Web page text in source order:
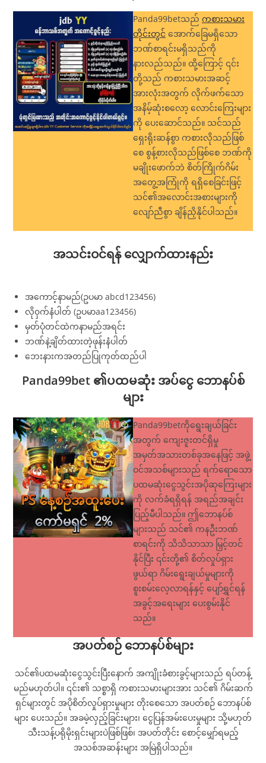
Panda99betသည် ကစားသမား
တိုင်းတွင် အောက်ခြေမရှိသော
ဘဏ်စာရင်းမရှိသည်ကို
နားလည်သည်။ ထို့ကြောင့် ၎င်း
တို့သည် ကစားသမားအဆင့်
အားလုံးအတွက် လိုက်ဖက်သော
အနိမ့်ဆုံးစလော့ လောင်းကြေးများ
ကို ပေးဆောင်သည်။ သင်သည်
ရှေးရိုးဆန်စွာ ကစားလိုသည်ဖြစ်
စေ စွန့်စားလိုသည်ဖြစ်စေ ဘဏ်ကို
မချိုးဖောက်ဘဲ စိတ်ကြိုက်ဂိမ်း
အတွေ့အကြုံကို ရရှိစေခြင်းဖြင့်
သင်၏အလောင်းအစားများကို
လျော်ညီစွာ ချိန်ညှိနိုင်ပါသည်။
အသင်းဝင်ရန် လျှောက်ထားနည်း
အကောင့်နာမည်(ဥပမာ abcd123456)
လို၀ှက်နံပါတ် (ဥပမာaa123456)
မှတ်ပုံတင်ထဲကနာမည်အရင်း
ဘဏ်နဲ့ချိတ်ထားတဲ့ဖုန်းနံပါတ်
ဘေးနားကအတည်ပြုကုတ်ထည်ပါ
Panda99bet ၏ပထမဆုံး အပ်ငွေ ဘောနပ်စ်
များ
Panda99betကိုရွေးချယ်ခြင်း
အတွက် ကျေးဇူးတင်ရှိမှု
အမှတ်အသားတစ်ခုအနေဖြင့် အဖွဲ့
ဝင်အသစ်များသည် ရက်ရောသော
ပထမဆုံးငွေသွင်းအပိုဆုကြေးများ
ကို လက်ခံရရှိရန် အရည်အချင်း
ပြည့်မီပါသည်။ ဤဘောနပ်စ်
များသည် သင်၏ ကနဦးဘဏ်
စာရင်းကို သိသိသာသာ မြှင့်တင်
နိုင်ပြီး ၎င်းတို့၏ စိတ်လှုပ်ရှား
ဖွယ်ရာ ဂိမ်းရွေးချယ်မှုများကို
စူးစမ်းလေ့လာရန်နှင့် ပျော်ရွှင်ရန်
အခွင့်အရေးများ ပေးစွမ်းနိုင်
သည်။
အပတ်စဉ် ဘောနပ်စ်များ
သင်၏ပထမဆုံးငွေသွင်းပြီးနောက် အကျိုးခံစားခွင့်များသည် ရပ်တန့်
မည်မဟုတ်ပါ။ ၎င်း၏ သစ္စာရှိ ကစားသမားများအား သင်၏ ဂိမ်းဆက်
ရှင်များတွင် အပိုစိတ်လှုပ်ရှားမှုများ တိုးစေသော အပတ်စဉ် ဘောနပ်စ်
များ ပေးသည်။ အခမဲ့လှည့်ခြင်းများ၊ ငွေပြန်အမ်းပေးမှုများ သို့မဟုတ်
သီးသန့်ပရိုမိုးရှင်းများပဲဖြစ်ဖြစ်၊ အပတ်တိုင်း စောင့်မျှော်ရမည့်
အသစ်အဆန်းများ အမြဲရှိပါသည်။